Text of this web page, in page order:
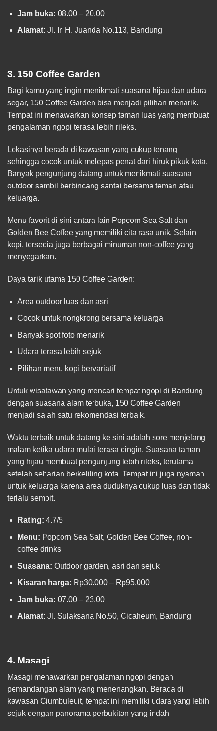
Jam buka: 08.00 – 20.00
Alamat: Jl. Ir. H. Juanda No.113, Bandung
3. 150 Coffee Garden
Bagi kamu yang ingin menikmati suasana hijau dan udara
segar, 150 Coffee Garden bisa menjadi pilihan menarik.
Tempat ini menawarkan konsep taman luas yang membuat
pengalaman ngopi terasa lebih rileks.
Lokasinya berada di kawasan yang cukup tenang
sehingga cocok untuk melepas penat dari hiruk pikuk kota.
Banyak pengunjung datang untuk menikmati suasana
outdoor sambil berbincang santai bersama teman atau
keluarga.
Menu favorit di sini antara lain Popcorn Sea Salt dan
Golden Bee Coffee yang memiliki cita rasa unik. Selain
kopi, tersedia juga berbagai minuman non-coffee yang
menyegarkan.
Daya tarik utama 150 Coffee Garden:
Area outdoor luas dan asri
Cocok untuk nongkrong bersama keluarga
Banyak spot foto menarik
Udara terasa lebih sejuk
Pilihan menu kopi bervariatif
Untuk wisatawan yang mencari tempat ngopi di Bandung
dengan suasana alam terbuka, 150 Coffee Garden
menjadi salah satu rekomendasi terbaik.
Waktu terbaik untuk datang ke sini adalah sore menjelang
malam ketika udara mulai terasa dingin. Suasana taman
yang hijau membuat pengunjung lebih rileks, terutama
setelah seharian berkeliling kota. Tempat ini juga nyaman
untuk keluarga karena area duduknya cukup luas dan tidak
terlalu sempit.
Rating: 4.7/5
Menu: Popcorn Sea Salt, Golden Bee Coffee, non-
coffee drinks
Suasana: Outdoor garden, asri dan sejuk
Kisaran harga: Rp30.000 – Rp95.000
Jam buka: 07.00 – 23.00
Alamat: Jl. Sulaksana No.50, Cicaheum, Bandung
4. Masagi
Masagi menawarkan pengalaman ngopi dengan
pemandangan alam yang menenangkan. Berada di
kawasan Ciumbuleuit, tempat ini memiliki udara yang lebih
sejuk dengan panorama perbukitan yang indah.